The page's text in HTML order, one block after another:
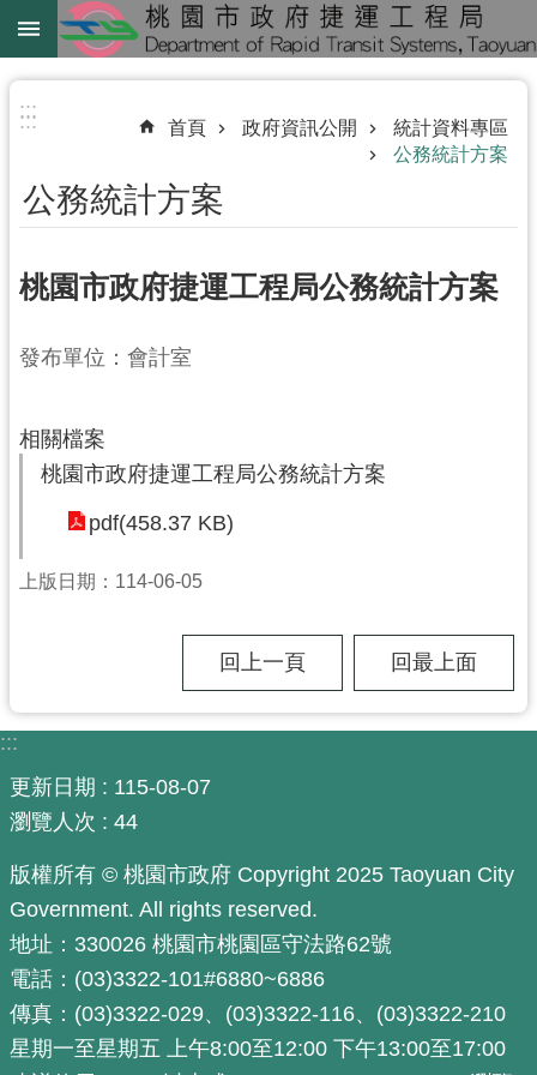
跳到主要內容區塊
綠
延
中
鐵
地
下
進
尋
識
們
訊
公
告
業
務
資
訊
:::
::: 首頁 政府資訊公開
統計資料專區
公務統計方案
公務統計方案
桃園市政府捷運工程局公務統計方案
發布單位：會計室
相關檔案
桃園市政府捷運工程局公務統計方案
pdf(458.37 KB)
上版日期：114-06-05
回上一頁 回最上面
:::
更新日期
115-08-07
瀏覽人次
44
版權所有 © 桃園市政府 Copyright 2025 Taoyuan City
Government. All rights reserved.
地址：330026 桃園市桃園區守法路62號
電話：(03)3322-101#6880~6886
傳真：(03)3322-029、(03)3322-116、(03)3322-210
星期一至星期五 上午8:00至12:00 下午13:00至17:00